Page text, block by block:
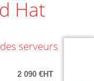
Hat
serveurs
2 090 €HT